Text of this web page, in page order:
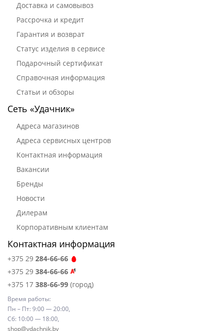
Доставка и самовывоз
Рассрочка и кредит
Гарантия и возврат
Статус изделия в сервисе
Подарочный сертификат
Справочная информация
Статьи и обзоры
Сеть «Удачник»
Адреса магазинов
Адреса сервисных центров
Контактная информация
Вакансии
Бренды
Новости
Дилерам
Корпоративным клиентам
Контактная информация
+375 29 284-66-66
+375 29 384-66-66
+375 17 388-66-99 (город)
Время работы:
Пн – Пт: 9:00 — 20:00,
Сб: 10:00 — 18:00,
shop@ydachnik.by